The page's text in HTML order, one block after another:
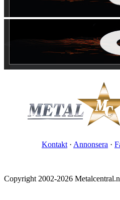
Kontakt · Annonsera ·
Copyright 2002-2026